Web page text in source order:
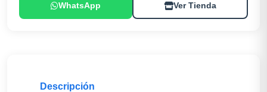
WhatsApp Ver Tienda
Descripción